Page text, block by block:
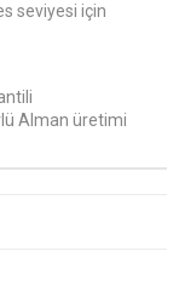
seviyesi için
Alman üretimi